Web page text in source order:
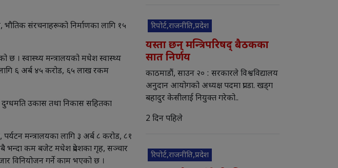
संरचनाहरूको निर्माणका लागि १५
छ । स्वास्थ्य मन्त्रालयको मधेश स्वास्थ्य
लागि ६ अर्ब ४५ करोड, ६५ लाख रकम
दुग्धमति उकास तथा निकास सहितका
मन्त्रालयका लागि ३ अर्ब ८ करोड, ८१
भन्दा कम बजेट मधेश प्रदेशका गृह, सञ्चार
विनियोजन गर्ने काम भएको छ ।
रिपोर्ट,राजनीति,प्रदेश
यस्ता छन् मन्त्रिपरिषद् बैठकका
सात निर्णय
काठमाडौं, साउन २० : सरकारले विश्वविद्यालय
अनुदान आयोगको अध्यक्ष पदमा प्रा डा. खड्ग
बहादुर केसीलाई नियुक्त गरेको..
2 दिन पहिले
रिपोर्ट,राजनीति,प्रदेश